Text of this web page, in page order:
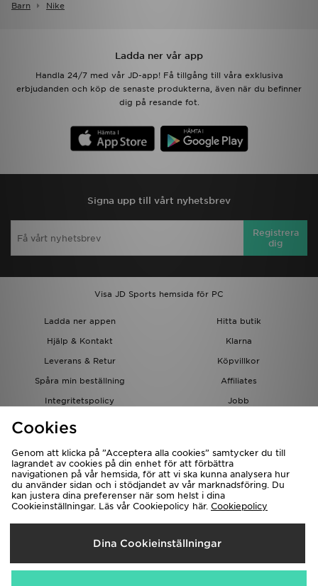
Barn Nike
Ladda ner vår app
Handla 24/7 med vår JD-app! Få tillgång till våra exklusiva
erbjudanden och köp de senaste produkterna, även när du befinner
dig på resande fot.
Signa upp till vårt nyhetsbrev
Registrera
dig
Visa JD Sports hemsida för PC
Ladda ner appen
Hitta butik
Hjälp & Kontakt
Klarna
Leverans & Retur
Köpvillkor
Spåra min beställning
Affiliates
Integritetspolicy
Jobb
JD-bloggen
Levererar Till
Sverige
Cookies
Genom att klicka på ”Acceptera alla cookies” samtycker du till
lagrandet av cookies på din enhet för att förbättra
navigationen på vår hemsida, för att vi ska kunna analysera hur
du använder sidan och i stödjandet av vår marknadsföring. Du
kan justera dina preferenser när som helst i dina
Cookieinställningar. Läs vår Cookiepolicy här. Cookiepolicy
Dina Cookieinställningar